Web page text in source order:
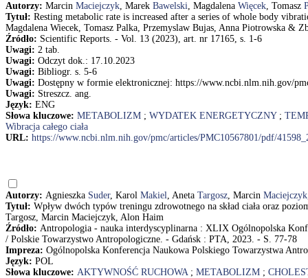
Autorzy: Marcin Maciejczyk, Marek Bawelski, Magdalena Więcek, Tomasz
Tytuł: Resting metabolic rate is increased after a series of whole body
Magdalena Wiecek, Tomasz Palka, Przemyslaw Bujas, Anna Piotrowska &
Źródło: Scientific Reports. - Vol. 13 (2023), art. nr 17165, s. 1-6
Uwagi: 2 tab.
Uwagi: Odczyt dok.: 17.10.2023
Uwagi: Bibliogr. s. 5-6
Uwagi: Dostępny w formie elektronicznej: https://www.ncbi.nlm.nih.gov/
Uwagi: Streszcz. ang.
Język: ENG
Słowa kluczowe: METABOLIZM ; WYDATEK ENERGETYCZNY;
Wibracja całego ciała
URL: https://www.ncbi.nlm.nih.gov/pmc/articles/PMC10567801/pdf/
Autorzy: Agnieszka Suder, Karol Makiel, Aneta Targosz, Marcin Maciejczyk
Tytuł: Wpływ dwóch typów treningu zdrowotnego na skład ciała oraz
Targosz, Marcin Maciejczyk, Alon Haim
Źródło: Antropologia - nauka interdyscyplinarna : XLIX Ogólnopolska
/ Polskie Towarzystwo Antropologiczne. - Gdańsk : PTA, 2023. - S. 77-78
Impreza: Ogólnopolska Konferencja Naukowa Polskiego Towarzystwa
Język: POL
Słowa kluczowe: AKTYWNOŚĆ RUCHOWA; METABOLIZM ;